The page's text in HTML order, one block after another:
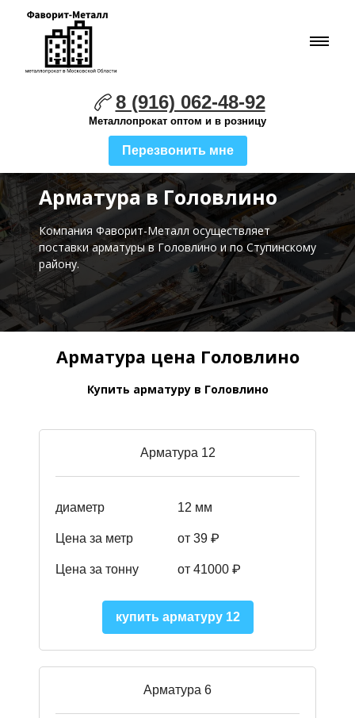
8 (916) 062-48-92
Металлопрокат оптом и в розницу
Перезвонить мне
Арматура в Головлино
Компания Фаворит-Металл осуществляет
поставкиарматуры в Головлино и по Ступинскому
району.
Арматура цена Головлино
Купить арматуру в Головлино
Арматура 12
диаметр 12 мм
Цена за метр от 39 ₽
Цена за тонну от 41000 ₽
купить арматуру 12
Арматура 6